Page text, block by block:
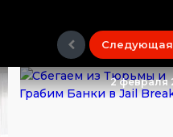
Следующая
2 февраля